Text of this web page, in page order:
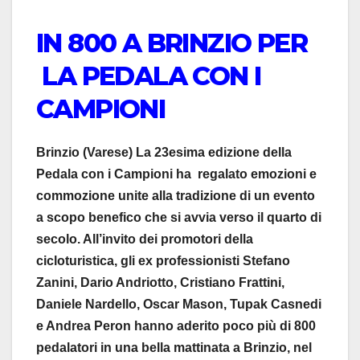
IN 800 A BRINZIO PER
LA PEDALA CON I
CAMPIONI
Brinzio (Varese) La 23esima edizione della
Pedala con i Campioni ha regalato emozioni e
commozione unite alla tradizione di un evento
a scopo benefico che si avvia verso il quarto di
secolo. All’invito dei promotori della
cicloturistica, gli ex professionisti Stefano
Zanini, Dario Andriotto, Cristiano Frattini,
Daniele Nardello, Oscar Mason, Tupak Casnedi
e Andrea Peron hanno aderito poco più di 800
pedalatori in una bella mattinata a Brinzio, nel